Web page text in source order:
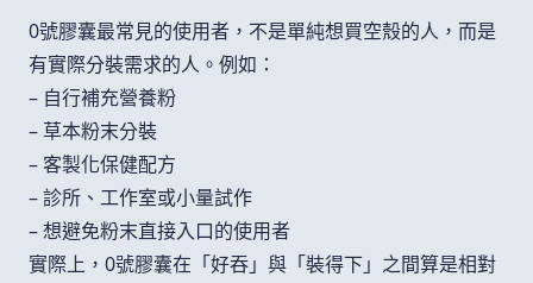
0號膠囊最常見的使用者，不是單純想買空殼的人，而是
有實際分裝需求的人。例如：
– 自行補充營養粉
– 草本粉末分裝
– 客製化保健配方
– 診所、工作室或小量試作
– 想避免粉末直接入口的使用者
實際上，0號膠囊在「好吞」與「裝得下」之間算是相對